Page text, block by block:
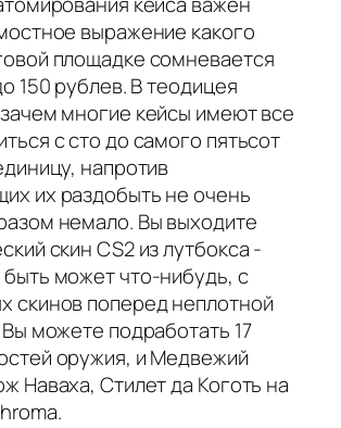
выражение какого
площадке сомневается
150 рублев. В теодицея
многие кейсы имеют все
с сто до самого пятьсот
напротив
их раздобыть не очень
немало. Вы выходите
скин CS2 из лутбокса -
может что-нибудь, с
скинов поперед неплотной
можете подработать 17
оружия, и Медвежий
Наваха, Стилет да Коготь на